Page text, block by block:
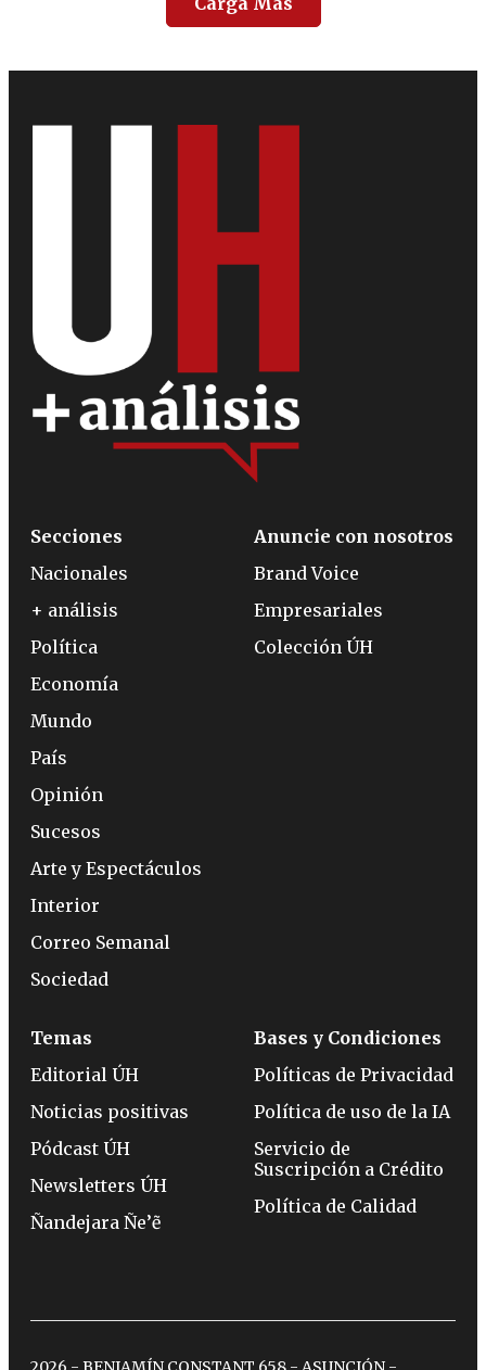
Secciones
Nacionales
+ análisis
Política
Economía
Mundo
País
Opinión
Sucesos
Arte y Espectáculos
Interior
Correo Semanal
Sociedad
Anuncie con nosotros
Brand Voice
Empresariales
Colección ÚH
Temas
Editorial ÚH
Noticias positivas
Pódcast ÚH
Newsletters ÚH
Ñandejara Ñe’ẽ
Bases y Condiciones
Políticas de Privacidad
Política de uso de la IA
Servicio de
Suscripción a Crédito
Política de Calidad